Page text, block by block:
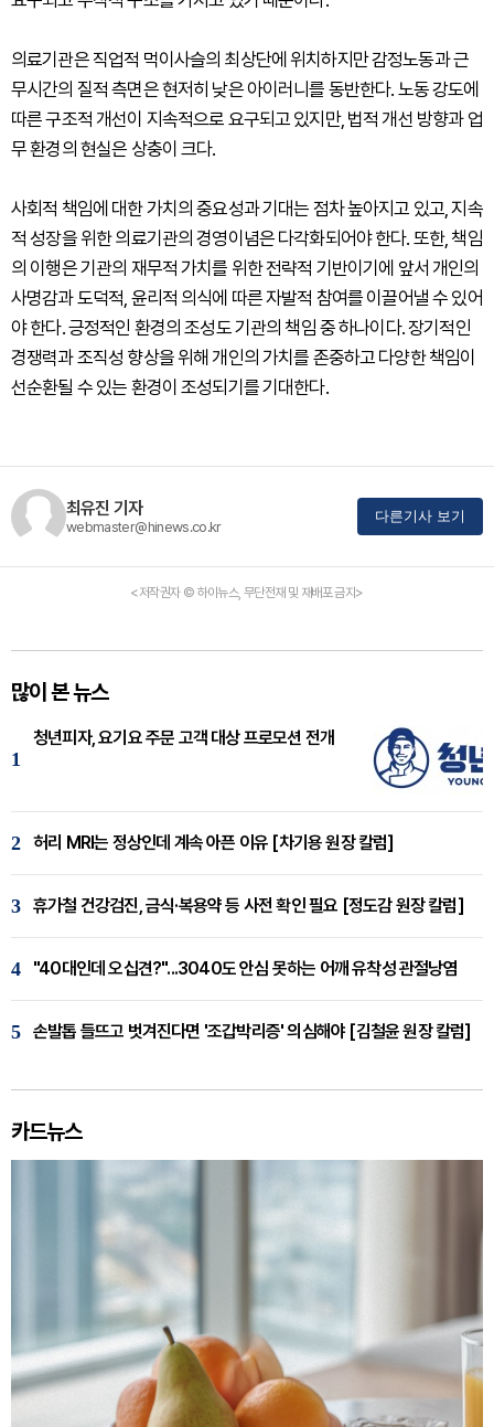
의료기관은 직업적 먹이사슬의 최상단에 위치하지만 감정노동과 근
무시간의 질적 측면은 현저히 낮은 아이러니를 동반한다. 노동 강도에
따른 구조적 개선이 지속적으로 요구되고 있지만, 법적 개선 방향과 업
무 환경의 현실은 상충이 크다.
사회적 책임에 대한 가치의 중요성과 기대는 점차 높아지고 있고, 지속
적 성장을 위한 의료기관의 경영이념은 다각화되어야 한다. 또한, 책임
의 이행은 기관의 재무적 가치를 위한 전략적 기반이기에 앞서 개인의
사명감과 도덕적, 윤리적 의식에 따른 자발적 참여를 이끌어낼 수 있어
야 한다. 긍정적인 환경의 조성도 기관의 책임 중 하나이다. 장기적인
경쟁력과 조직성 향상을 위해 개인의 가치를 존중하고 다양한 책임이
선순환될 수 있는 환경이 조성되기를 기대한다.
최유진 기자
webmaster@hinews.co.kr
다른기사 보기
<저작권자 © 하이뉴스, 무단전재 및 재배포 금지>
많이 본 뉴스
1
청년피자, 요기요 주문 고객 대상 프로모션 전개
2 허리 MRI는 정상인데 계속 아픈 이유 [차기용 원장 칼럼]
3 휴가철 건강검진, 금식·복용약 등 사전 확인 필요 [정도감 원장 칼럼]
4 "40대인데 오십견?"...3040도 안심 못하는 어깨 유착성 관절낭염
5 손발톱 들뜨고 벗겨진다면 '조갑박리증' 의심해야 [김철윤 원장 칼럼]
카드뉴스